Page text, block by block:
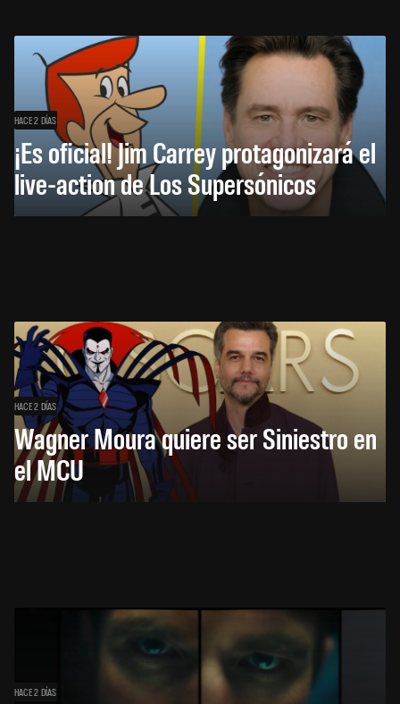
HACE 2 DÍAS
¡Es oficial! Jim Carrey protagonizará el
live-action de Los Supersónicos
HACE 2 DÍAS
Wagner Moura quiere ser Siniestro en
el MCU
HACE 2 DÍAS